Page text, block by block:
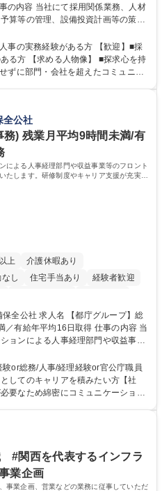
算等の管理、設備投資計画等の策
経営の根幹となる幅広い総務人事業
経営計画および予算等の管理 ■設備
運営 ■その他総務人事業務全般 【入
ループ/年休124日
事の実務経験がある方 【歓迎】■採
求心を持
ずに部門・会社を超えたコミュニケ
て能動的に業務を推進できる方 学
専修学校 高校 語学力： 資格：
全公社
務) 残業月平均9時間未満/有
による人事経理部門や収益事業等のフロント
たします。研修制度やキャリア支援が充実し
上
介護休暇あり
し 住宅手当あり
経験者歓迎
食事補助あり
グループ】総
平均16日取得 仕事の内容 当
ョンによる人事経理部門や収益事業
での業務をお任せいたします。研修
記業務詳細 【業務詳細】■
社の運営に係る管理業務 ■収益部
宿駅西口広場の「イベントコーナ
事業 ※入社後は上記いずれかの部門
集職種 【都庁グル
時間未満／有給年平均16日取得
or総務/人事/経理経験or官公庁職員
してのキャリアを積みたい方【社
要なため綿密にコミュニケーション
す。 ■様々なプロジェクト：駐車場
れた照明を兼ねた広告「ブライトサ
益を生み出す活動を積極的に行って
#関西を代表するインフラ
業企画
事業企画、営業などの業務に従事していただ